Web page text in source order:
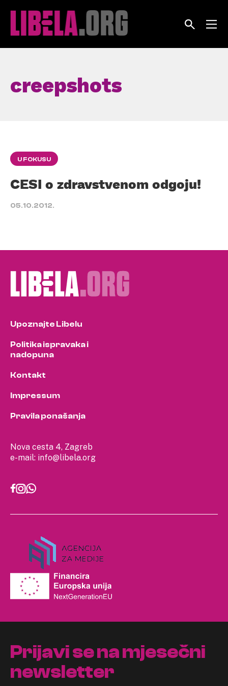
creepshots
U FOKUSU
CESI o zdravstvenom odgoju!
05.10.2012.
Nova cesta 4, Zagreb
e-mail: info@libela.org
Upoznajte Libelu
Politika ispravaka i
nadopuna
Kontakt
Impressum
Pravila ponašanja
Prijavi se na mjesečni
newsletter